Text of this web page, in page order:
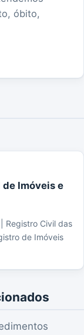
óbito,
de Imóveis e
Registro Civil das
de Imóveis